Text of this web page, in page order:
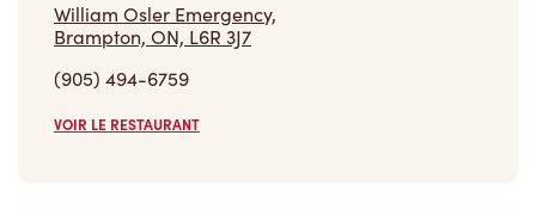
William Osler Emergency,
Brampton, ON, L6R 3J7
(905) 494-6759
VOIR LE RESTAURANT